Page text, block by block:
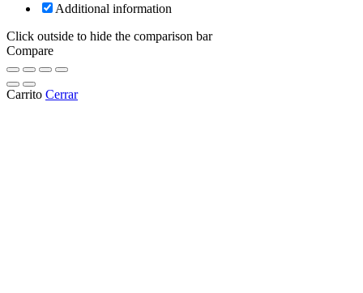
Additional information
Click outside to hide the comparison bar
Compare
Carrito Cerrar